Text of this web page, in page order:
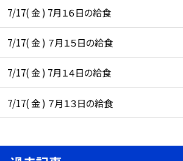
7/17( 金 ) 7月１６日の給食
7/17( 金 ) ７月１５日の給食
7/17( 金 ) 7月１４日の給食
7/17( 金 ) ７月１３日の給食